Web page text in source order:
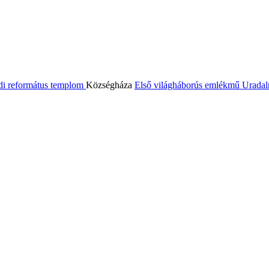
református templom Községháza Első világháborús emlékmű